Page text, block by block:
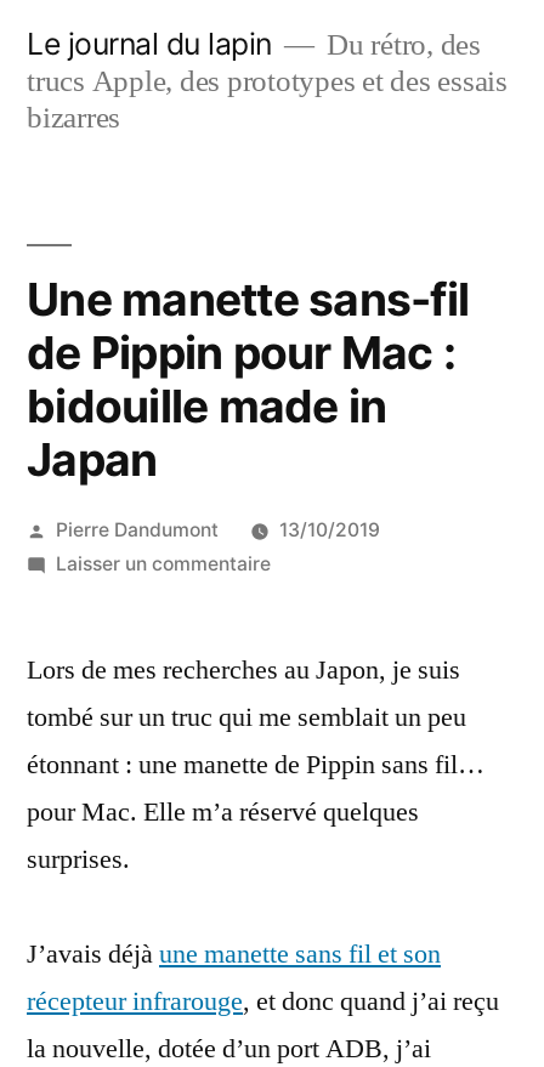
contenu
Le journal du lapin
Du rétro, des
trucs Apple, des prototypes et des essais
bizarres
Une manette sans-fil
de Pippin pour Mac :
bidouille made in
Japan
Publié
par
Pierre Dandumont
13/10/2019
Laisser un commentairesur
sans-
de
Pippin
pour
in
Japan
Lors de mes recherches au Japon, je suis
tombé sur un truc qui me semblait un peu
étonnant : une manette de Pippin sans fil…
pour Mac. Elle m’a réservé quelques
surprises.
J’avais déjàune manette sans fil et son
récepteur infrarouge, et donc quand j’ai reçu
la nouvelle, dotée d’un port ADB, j’ai